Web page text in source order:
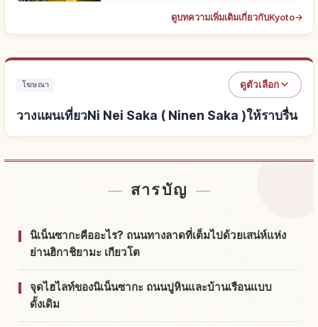
ดูบทความเพิ่มเติมเกี่ยวกับKyoto→
โฆษณา ดูตัวเลือก
วางแผนเที่ยวNi Nei Saka ( Ninen Saka )ให้ราบรื่น
สารบัญ
นิเน็นซากะคืออะไร? ถนนทางลาดที่เต็มไปด้วยเสน่ห์แห่ง
ย่านฮิกาชิยามะ เกียวโต
จุดไฮไลท์ของนิเน็นซากะ ถนนปูหินและบ้านเรือนแบบ
ดั้งเดิม